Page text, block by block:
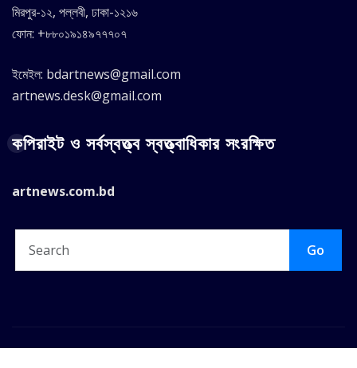
মিরপুর-১২, পল্লবী, ঢাকা-১২১৬
ফোন: +৮৮০১৯১৪৯৭৭৭০৭
ইমেইল: bdartnews@gmail.com
artnews.desk@gmail.com
কপিরাইট ও সর্বস্বত্ত্ব স্বত্ত্বাধিকার সংরক্ষিত
artnews.com.bd
Go